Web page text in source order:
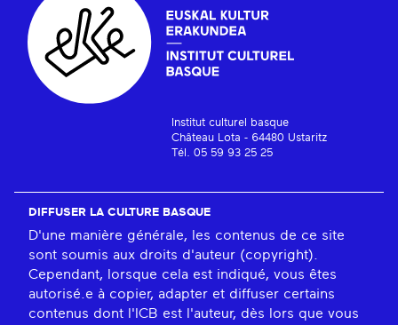
Institut culturel basque
Château Lota - 64480 Ustaritz
Tél. 05 59 93 25 25
DIFFUSER LA CULTURE BASQUE
D'une manière générale, les contenus de ce site
sont soumis aux droits d'auteur (copyright).
Cependant, lorsque cela est indiqué, vous êtes
autorisé.e à copier, adapter et diffuser certains
contenus dont l'ICB est l'auteur, dès lors que vous